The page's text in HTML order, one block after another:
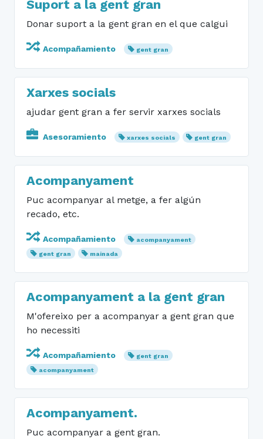
Suport a la gent gran
Donar suport a la gent gran en el que calgui
Acompañamiento gent gran
Xarxes socials
ajudar gent gran a fer servir xarxes socials
Asesoramiento xarxes socials gent gran
Acompanyament
Puc acompanyar al metge, a fer algún
recado, etc.
Acompañamiento
acompanyament
gent gran
mainada
Acompanyament a la gent gran
M'ofereixo per a acompanyar a gent gran que
ho necessiti
Acompañamiento
gent gran
acompanyament
Acompanyament.
Puc acompanyar a gent gran.